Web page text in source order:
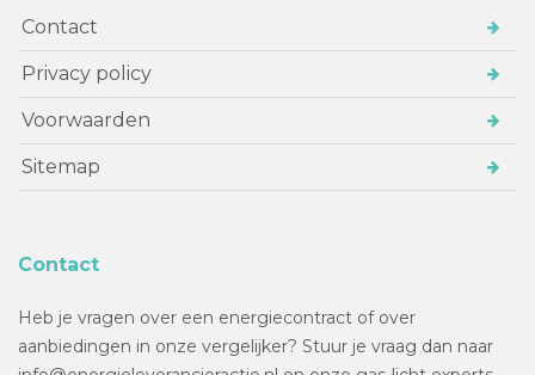
Contact
Privacy policy
Voorwaarden
Sitemap
Contact
Heb je vragen over een energiecontract of over
aanbiedingen in onze vergelijker? Stuur je vraag dan naar